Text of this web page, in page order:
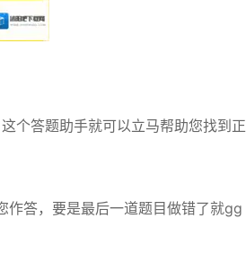
个答题助手就可以立马帮助您找到正
作答，要是最后一道题目做错了就gg